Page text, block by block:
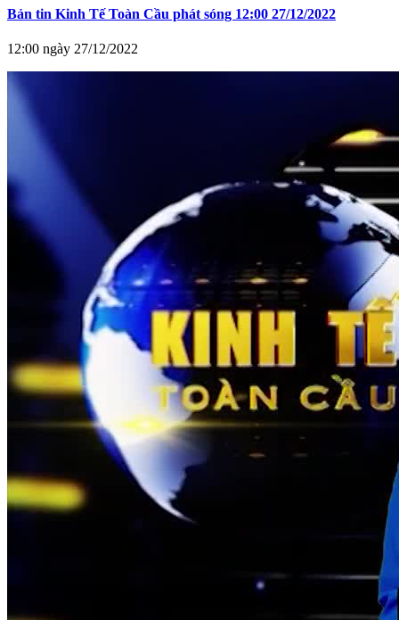
Bản tin Kinh Tế Toàn Cầu phát sóng 12:00 27/12/2022
12:00 ngày 27/12/2022